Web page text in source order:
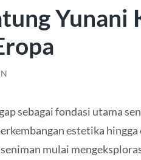
Yunani
sebagai fondasi utama
estetika
mulai